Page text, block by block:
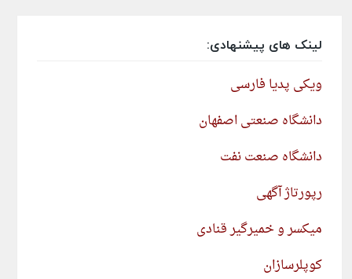
لینک های پیشنهادی:
ویکی پدیا فارسی
دانشگاه صنعتی اصفهان
دانشگاه صنعت نفت
رپورتاژ آگهی
میکسر و خمیرگیر قنادی
کوپلرسازان